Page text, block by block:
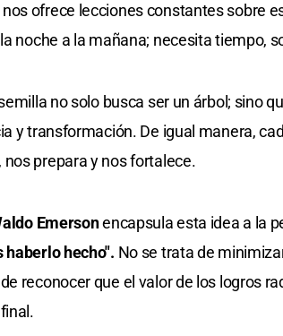
ofrece lecciones constantes sobre
noche a la mañana; necesita tiempo,
no solo busca ser un árbol; sino
y transformación. De igual manera,
prepara y nos fortalece.
Emersonencapsula esta idea a la
haberlo hecho". No se trata de
reconocer que el valor de los logros